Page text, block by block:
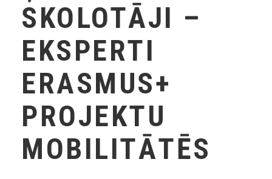
SKOLOTĀJI –
EKSPERTI
ERASMUS+
PROJEKTU
MOBILITĀTĒS